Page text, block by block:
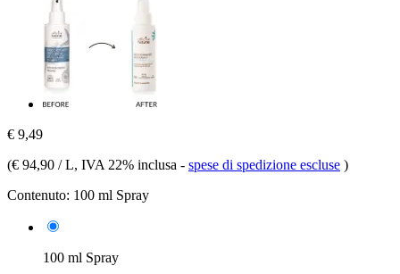
€ 9,49
(€ 94,90 / L, IVA 22% inclusa - spese di spedizione escluse )
Contenuto: 100 ml Spray
100 ml Spray